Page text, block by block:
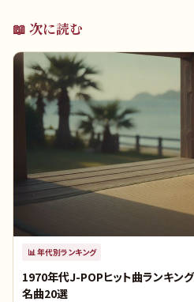
📖 次に読む
📊年代別ランキング
1970年代J-POPヒット曲ランキン
名曲20選